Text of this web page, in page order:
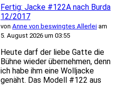
Fertig: Jacke #122A nach Burda
12/2017
von Anne von beswingtes Allerlei am
5. August 2026 um 03:55
Heute darf der liebe Gatte die
Bühne wieder übernehmen, denn
ich habe ihm eine Wolljacke
genäht. Das Modell #122 aus